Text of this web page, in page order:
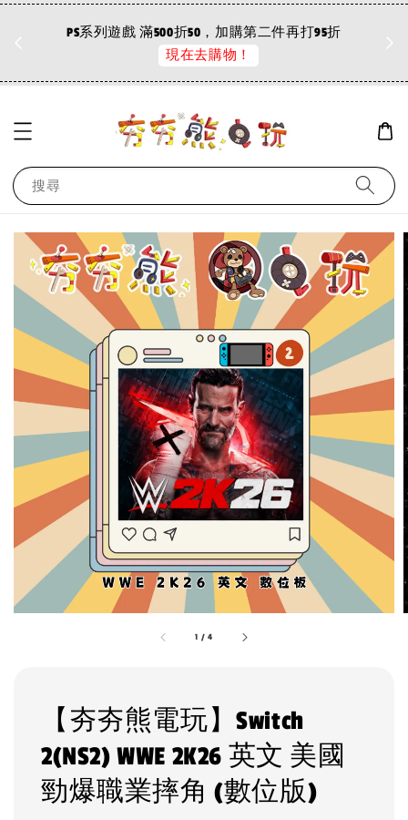
PS系列遊戲 滿500折50，加購第二件再打95折
現在去購物！
搜尋
1 /4
【夯夯熊電玩】Switch
2(NS2) WWE 2K26 英文 美國
勁爆職業摔角 (數位版)